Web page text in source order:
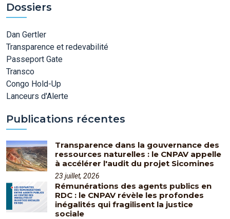
Dossiers
Dan Gertler
Transparence et redevabilité
Passeport Gate
Transco
Congo Hold-Up
Lanceurs d'Alerte
Publications récentes
Transparence dans la gouvernance des
ressources naturelles : le CNPAV appelle
à accélérer l'audit du projet Sicomines
23 juillet, 2026
Rémunérations des agents publics en
RDC : le CNPAV révèle les profondes
inégalités qui fragilisent la justice
sociale